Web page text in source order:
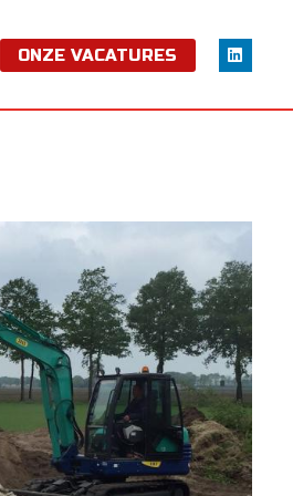
ONZE VACATURES